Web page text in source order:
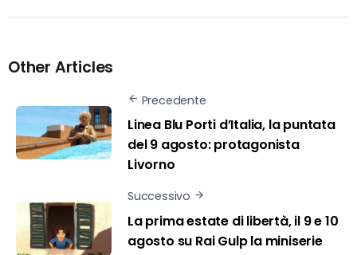
Other Articles
Precedente
Linea Blu Porti d’Italia, la puntata
del 9 agosto: protagonista
Livorno
Successivo
La prima estate di libertà, il 9 e 10
agosto su Rai Gulp la miniserie